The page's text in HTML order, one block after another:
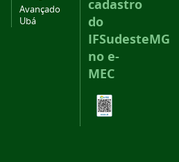
Avançado
Ubá
cadastro
do
IFSudesteMG
no e-
MEC